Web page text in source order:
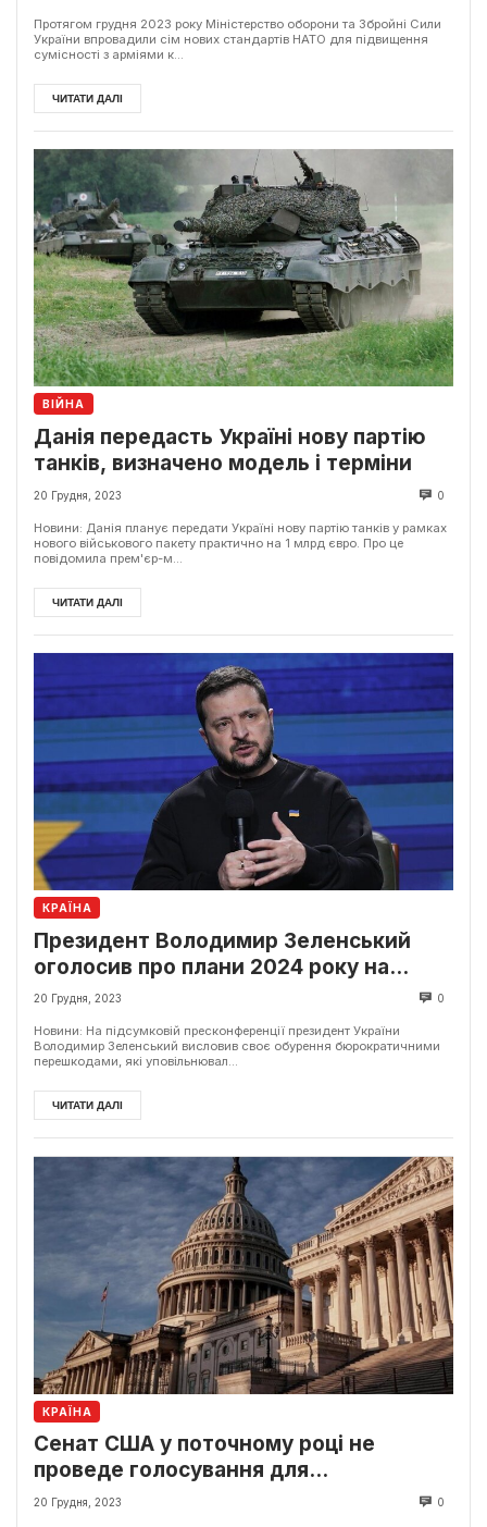
Протягом грудня 2023 року Міністерство оборони та Збройні Сили
України впровадили сім нових стандартів НАТО для підвищення
сумісності з арміями к...
ЧИТАТИ ДАЛІ
ВІЙНА
Данія передасть Україні нову партію
танків, визначено модель і терміни
20 Грудня, 2023 0
Новини: Данія планує передати Україні нову партію танків у рамках
нового військового пакету практично на 1 млрд євро. Про це
повідомила прем'єр-м...
ЧИТАТИ ДАЛІ
КРАЇНА
Президент Володимир Зеленський
оголосив про плани 2024 року на
дрони
20 Грудня, 2023 0
Новини: На підсумковій пресконференції президент України
Володимир Зеленський висловив своє обурення бюрократичними
перешкодами, які уповільнювал...
ЧИТАТИ ДАЛІ
КРАЇНА
Сенат США у поточному році не
проведе голосування для
фінансування допомоги Україні.
20 Грудня, 2023 0